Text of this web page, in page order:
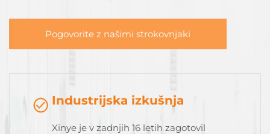
Pogovorite z našimi strokovnjaki
Industrijska izkušnja
Xinye je v zadnjih 16 letih zagotovil